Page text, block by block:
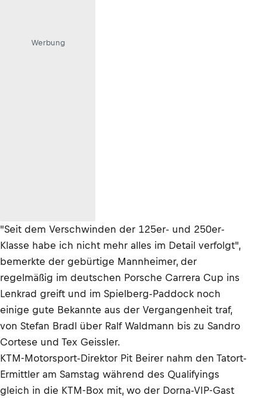
Werbung
"Seit dem Verschwinden der 125er- und 250er-
Klasse habe ich nicht mehr alles im Detail verfolgt",
bemerkte der gebürtige Mannheimer, der
regelmäßig im deutschen Porsche Carrera Cup ins
Lenkrad greift und im Spielberg-Paddock noch
einige gute Bekannte aus der Vergangenheit traf,
von Stefan Bradl über Ralf Waldmann bis zu Sandro
Cortese und Tex Geissler.
KTM-Motorsport-Direktor Pit Beirer nahm den Tatort-
Ermittler am Samstag während des Qualifyings
gleich in die KTM-Box mit, wo der Dorna-VIP-Gast